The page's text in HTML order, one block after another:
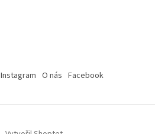
Instagram O nás Facebook